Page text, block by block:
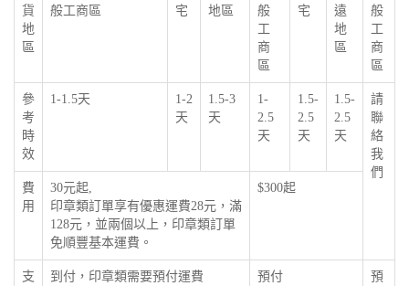
貨
地
區
般工商區
宅
地區
般
工
商
區
宅
遠
地
區
般
工
商
區
參
考
時
效
1-1.5天
1-2
天
1.5-3
天
1-
2.5
天
1.5-
2.5
天
1.5-
2.5
天
請
聯
絡
我
們
費
用
30元起,
印章類訂單享有優惠運費28元，滿
128元，並兩個以上，印章類訂單
免順豐基本運費。
$300起
支
到付，印章類需要預付運費 預付
預